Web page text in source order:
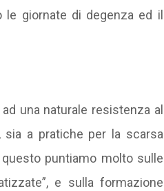
le giornate di degenza ed il
una naturale resistenza al
sia a pratiche per la scarsa
puntiamo molto sulle
e sulla formazione